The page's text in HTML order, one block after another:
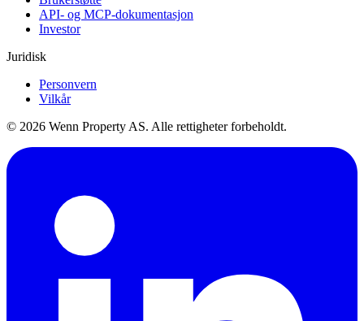
API- og MCP-dokumentasjon
Investor
Juridisk
Personvern
Vilkår
© 2026 Wenn Property AS. Alle rettigheter forbeholdt.